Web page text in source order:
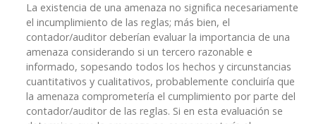
La existencia de una amenaza no significa necesariamente
el incumplimiento de las reglas; más bien, el
contador/auditor deberían evaluar la importancia de una
amenaza considerando si un tercero razonable e
informado, sopesando todos los hechos y circunstancias
cuantitativos y cualitativos, probablemente concluiría que
la amenaza comprometería el cumplimiento por parte del
contador/auditor de las reglas. Si en esta evaluación se